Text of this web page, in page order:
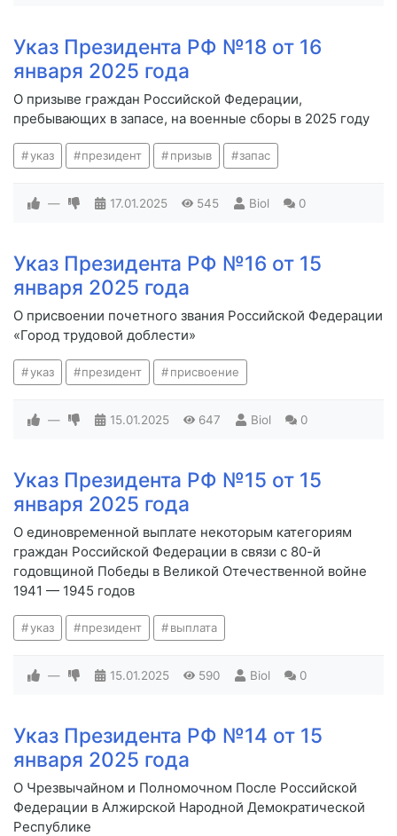
Указ Президента РФ №18 от 16
января 2025 года
О призыве граждан Российской Федерации,
пребывающих в запасе, на военные сборы в 2025 году
указ президент призыв запас
— 17.01.2025 545 Biol 0
Указ Президента РФ №16 от 15
января 2025 года
О присвоении почетного звания Российской Федерации
«Город трудовой доблести»
указ президент присвоение
— 15.01.2025 647 Biol 0
Указ Президента РФ №15 от 15
января 2025 года
О единовременной выплате некоторым категориям
граждан Российской Федерации в связи с 80-й
годовщиной Победы в Великой Отечественной войне
1941 — 1945 годов
указ президент выплата
— 15.01.2025 590 Biol 0
Указ Президента РФ №14 от 15
января 2025 года
О Чрезвычайном и Полномочном После Российской
Федерации в Алжирской Народной Демократической
Республике